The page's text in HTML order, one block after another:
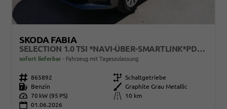
SKODA FABIA
SELECTION 1.0 TSI *NAVI-ÜBER-SMARTLINK*PDC-HI*LED*SHZ*KLIMA*RADIO
sofort lieferbar Fahrzeug mit Tageszulassung
Fahrzeugnr. 865892 Getriebe Schaltgetriebe
Kraftstoff
Benzin Außenfarbe
Graphite Grau Metallic
Leistung 70 kW (95 PS) Kilometerstand
10 km
01.06.2026